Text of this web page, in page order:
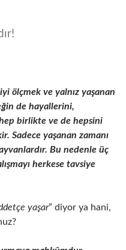
ölçmek ve yalnız yaşanan
de hayallerini,
birlikte ve de hepsini
Sadece yaşanan zamanı
Bu nedenle üç
herkese tavsiye
yaşar” diyor ya hani,